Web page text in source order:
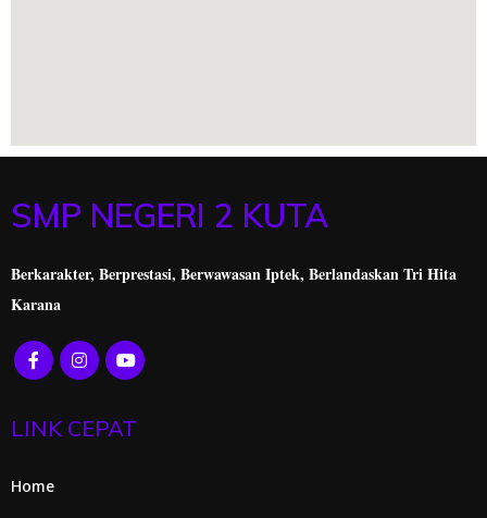
SMP NEGERI 2 KUTA
Berkarakter, Berprestasi, Berwawasan Iptek, Berlandaskan Tri Hita
Karana
LINK CEPAT
Home